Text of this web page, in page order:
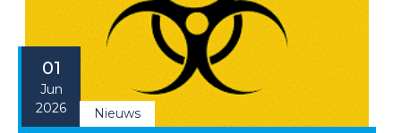
01
Jun
2026
Nieuws